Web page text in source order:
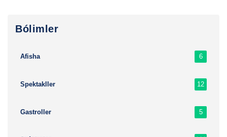
Bólimler
Afisha 6
Spektakller 12
Gastroller 5